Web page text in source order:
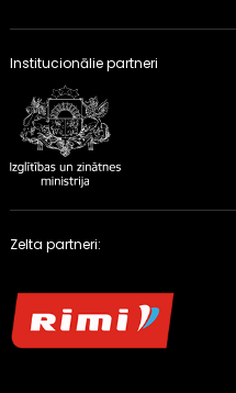
Institucionālie partneri
Zelta partneri: